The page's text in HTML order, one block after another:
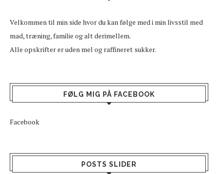
Velkommen til min side hvor du kan følge med i min livsstil med
mad, træning, familie og alt derimellem.
Alle opskrifter er uden mel og raffineret sukker.
FØLG MIG PÅ FACEBOOK
Facebook
POSTS SLIDER